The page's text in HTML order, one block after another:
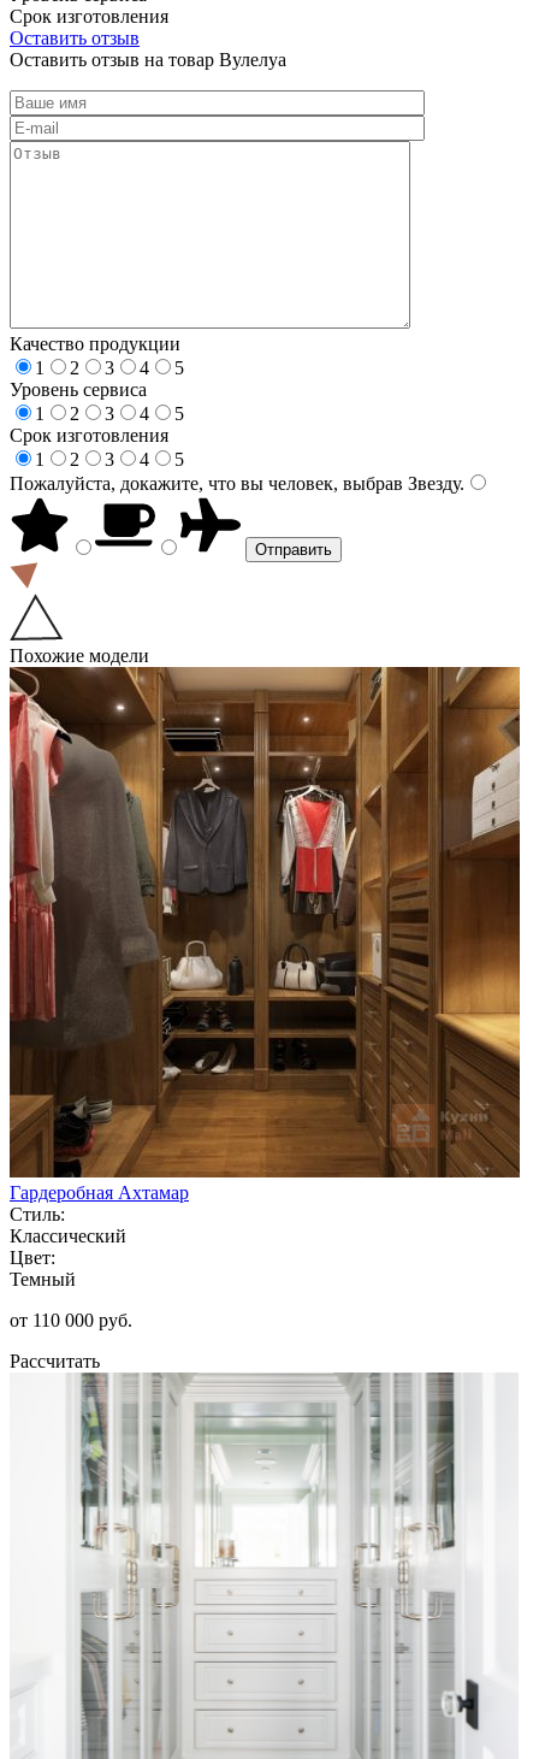
Срок изготовления
Оставить отзыв
Оставить отзыв на товар Вулелуа
Качество продукции
1
2 3 4
5
Уровень сервиса
1
2 3 4
5
Срок изготовления
1
2 3 4
5
Пожалуйста, докажите, что вы человек, выбрав Звезду.
Похожие модели
Гардеробная Ахтамар
Стиль:
Классический
Цвет:
Темный
от 110 000 руб.
Рассчитать